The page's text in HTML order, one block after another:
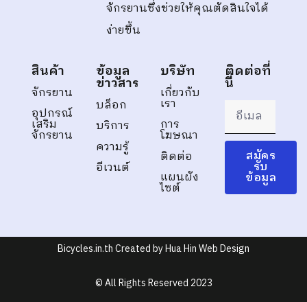
จักรยานซึ่งช่วยให้คุณตัดสินใจได้
ง่ายขึ้น
สินค้า
จักรยาน
อุปกรณ์
เสริม
จักรยาน
ข้อมูล
ข่าวสาร
บล็อก
บริการ
ความรู้
อีเวนต์
บริษัท
เกี่ยวกับ
เรา
การ
โฆษณา
ติดต่อ
แผนผัง
ไซต์
ติดต่อที่
นี่
สมัคร
รับ
ข้อมูล
Bicycles.in.th Created by Hua Hin Web Design
© All Rights Reserved 2023